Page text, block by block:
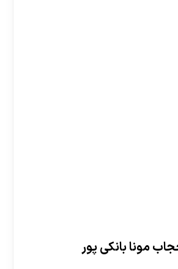
مونا بانکی پور